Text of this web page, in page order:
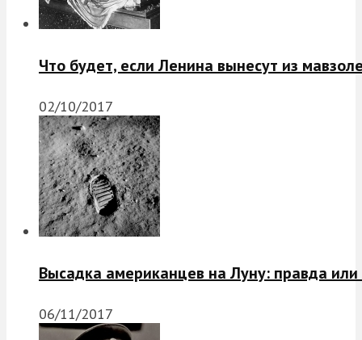
Что будет, если Ленина вынесут из
02/10/2017
Высадка американцев на Луну: правда
06/11/2017